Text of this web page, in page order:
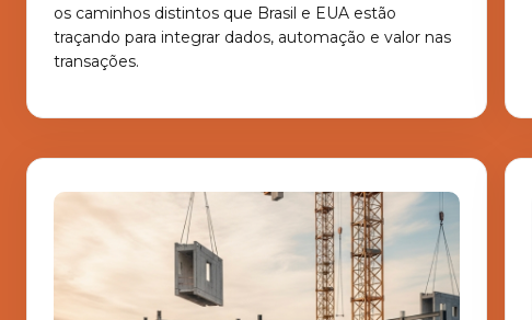
os caminhos distintos que Brasil e EUA estão
traçando para integrar dados, automação e valor nas
transações.